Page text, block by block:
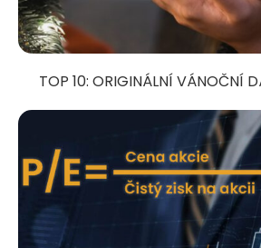
TOP 10: ORIGINÁLNÍ VÁNOČNÍ